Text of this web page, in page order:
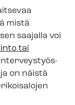
mistä
saajalla voi
tai
on näistä